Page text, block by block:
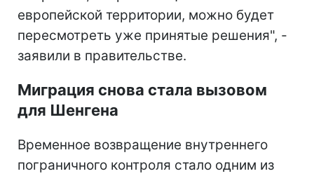
европейской территории, можно будет
пересмотреть уже принятые решения", -
заявили в правительстве.
Миграция снова стала вызовом
для Шенгена
Временное возвращение внутреннего
пограничного контроля стало одним из